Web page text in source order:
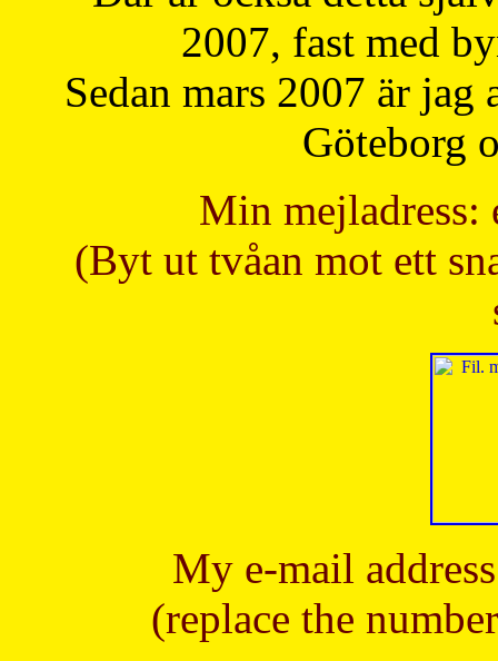
2007, fast med
Sedan mars 2007 är
Göteborg
Min mejladress:
(Byt ut tvåan mot ett
My e-mail
(replace the